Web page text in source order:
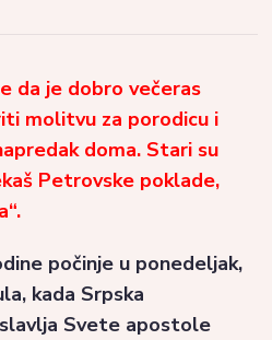
da je dobro večeras
molitvu za porodicu i
doma. Stari su
Petrovske poklade,
počinje u ponedeljak,
kada Srpska
Svete apostole